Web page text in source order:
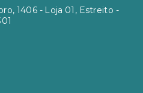
1406 - Loja 01, Estreito -